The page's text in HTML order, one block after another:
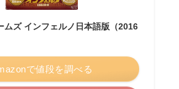
ムズ インフェルノ日本語版（2016
で値段を調べる